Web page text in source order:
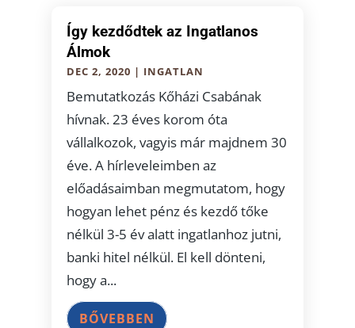
Így kezdődtek az Ingatlanos
Álmok
DEC 2, 2020 | INGATLAN
Bemutatkozás Kőházi Csabának
hívnak. 23 éves korom óta
vállalkozok, vagyis már majdnem 30
éve. A hírleveleimben az
előadásaimban megmutatom, hogy
hogyan lehet pénz és kezdő tőke
nélkül 3-5 év alatt ingatlanhoz jutni,
banki hitel nélkül. El kell dönteni,
hogy a...
BŐVEBBEN